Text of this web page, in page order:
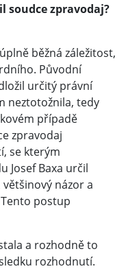
soudce zpravodaj?
běžná záležitost,
Původní
určitý právní
neztotožnila, tedy
případě
zpravodaj
se kterým
Josef Baxa určil
názor a
postup
a rozhodně to
rozhodnutí.